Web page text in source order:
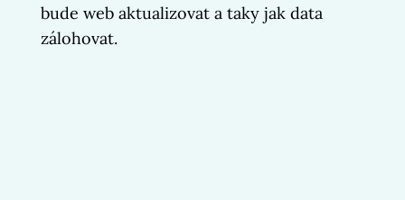
bude web aktualizovat a taky jak data
zálohovat.